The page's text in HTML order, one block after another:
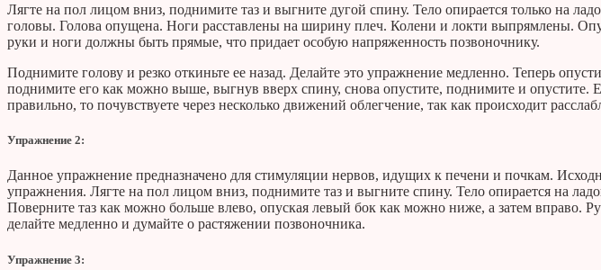
Лягте на пол лицом вниз, поднимите таз и выгните дугой спину. Тело опирается только на
головы. Голова опущена. Ноги расставлены на ширину плеч. Колени и локти выпрямлены.
руки и ноги должны быть прямые, что придает особую напряженность позвоночнику.
Поднимите голову и резко откиньте ее назад. Делайте это упражнение медленно. Теперь
поднимите его как можно выше, выгнув вверх спину, снова опустите, поднимите и опустите.
правильно, то почувствуете через несколько движений облегчение, так как происходит
Упражнение 2:
Данное упражнение предназначено для стимуляции нервов, идущих к печени и почкам.
упражнения. Лягте на пол лицом вниз, поднимите таз и выгните спину. Тело опирается на
Поверните таз как можно больше влево, опуская левый бок как можно ниже, а затем вправо.
делайте медленно и думайте о растяжении позвоночника.
Упражнение 3: